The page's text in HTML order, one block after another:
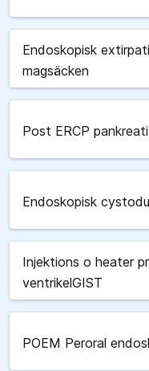
Endoskopisk
magsäcken
Post ERCP
Endoskopisk
Injektions o heater
ventrikelGIST
POEM Peroral